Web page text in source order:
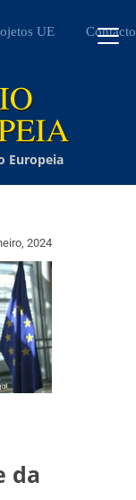
UE Contacto
Europeia
2024
da